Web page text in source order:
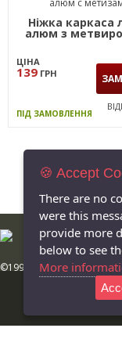
Ніжка каркаса
алюм з
ЦІНА
139 ГРН
ПІД ЗАМОВЛЕННЯ
Компанія "АМФ
Україна, 49101,
©1999-2026 AMF Ukraine,
🍪 Accept
There are no
were this
provide more
below to see
More